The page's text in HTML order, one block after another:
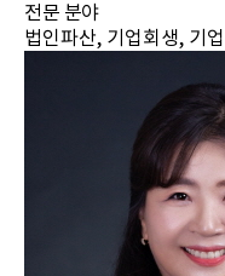
전문 분야
법인파산, 기업회생, 기